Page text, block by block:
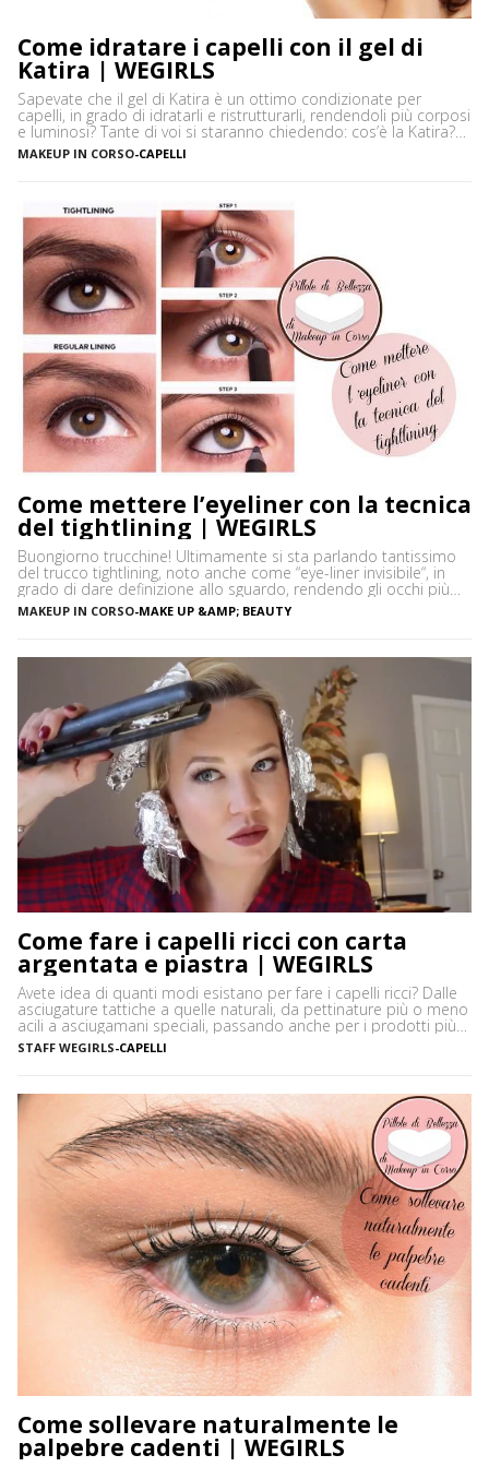
Come idratare i capelli con il gel di
Katira | WEGIRLS
Sapevate che il gel di Katira è un ottimo condizionate per
capelli, in grado di idratarli e ristrutturarli, rendendoli più corposi
e luminosi? Tante di voi si staranno chiedendo: cos’è la Katira?
La Katira o Gomma Adragante è una resina gelificante naturale
ottenuta dalla linfa essiccata di Astragalus gummifer, un piccolo
MAKEUP IN CORSO-CAPELLI
Come mettere l’eyeliner con la tecnica
del tightlining | WEGIRLS
Buongiorno trucchine! Ultimamente si sta parlando tantissimo
del trucco tightlining, noto anche come “eye-liner invisibile“, in
grado di dare definizione allo sguardo, rendendo gli occhi più
espressivi e le ciglia più folte. Ma di cosa si tratta precisamente?
Vediamo insieme cos’è tightlining e come farlo senza rischiare di
MAKEUP IN CORSO-MAKE UP &AMP; BEAUTY
Come fare i capelli ricci con carta
argentata e piastra | WEGIRLS
Avete idea di quanti modi esistano per fare i capelli ricci? Dalle
asciugature tattiche a quelle naturali, da pettinature più o meno
acili a asciugamani speciali, passando anche per i prodotti più
disparati. Avere i capelli ricci è uno must, ancor di più in estate,
quando ci vediamo più belle selvagge. Ci sono tanti modi […]
STAFF WEGIRLS-CAPELLI
Come sollevare naturalmente le
palpebre cadenti | WEGIRLS